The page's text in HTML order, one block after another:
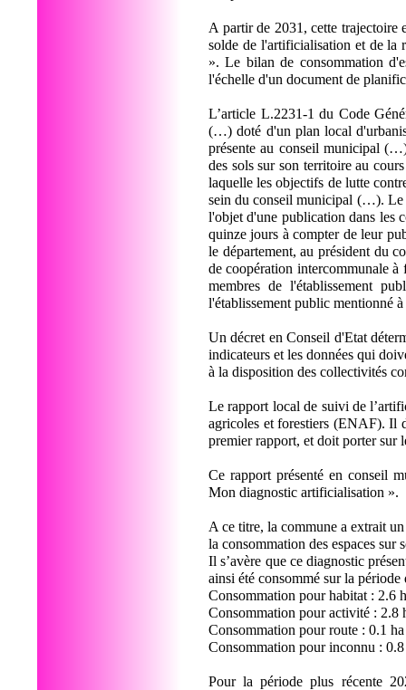
A partir de 2031, cette trajectoire
solde de l'artificialisation et de la
». Le bilan de consommation
l'échelle d'un document de
L’article L.2231-1 du Code
(…) doté d'un plan local
présente au conseil municipal
des sols sur son territoire au
laquelle les objectifs de lutte
sein du conseil municipal (…).
l'objet d'une publication dans les
quinze jours à compter de leur
le département, au président du
de coopération intercommunale à
membres de l'établissement
l'établissement public mentionné
Un décret en Conseil d'Etat
indicateurs et les données qui
à la disposition des collectivités
Le rapport local de suivi de
agricoles et forestiers (ENAF). Il
premier rapport, et doit porter sur
Ce rapport présenté en conseil
Mon diagnostic artificialisation ».
A ce titre, la commune a extrait
la consommation des espaces
Il s’avère que ce diagnostic
ainsi été consommé sur la
Consommation pour habitat : 2.6
Consommation pour activité : 2.8
Consommation pour route : 0.1
Consommation pour inconnu :
Pour la période plus récente